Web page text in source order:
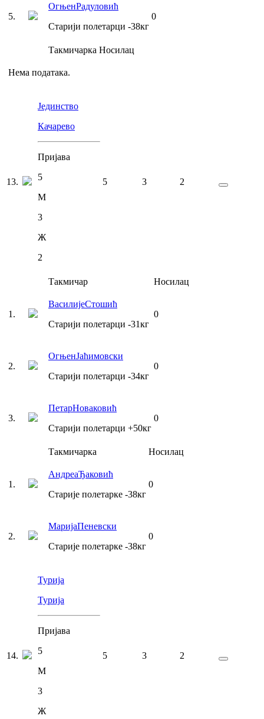
5.
ОгњенРадуловић
Старији полетарци -38кг
0
Такмичарка Носилац
Нема података.
13.
Јединство
Качарево
Пријава
5
М
3
Ж
2
5 3 2
Такмичар Носилац
1 .
ВасилијеСтошић
Старији полетарци -31кг
0
2.
ОгњенЈаћимовски
Старији полетарци -34кг
0
3.
ПетарНоваковић
Старији полетарци +50кг
0
Такмичарка Носилац
1 .
АндреаЂаковић
Старије полетарке -38кг
0
2.
МаријаПеневски
Старије полетарке -38кг
0
14.
Турија
Турија
Пријава
5
М
3
Ж
5 3 2